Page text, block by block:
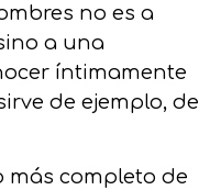
no es a
a una
íntimamente
de ejemplo, de
más completo de